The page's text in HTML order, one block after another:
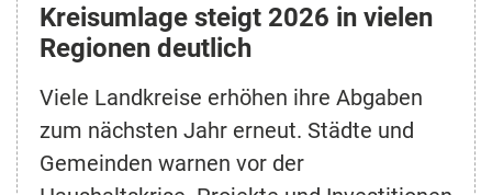
Kreisumlage steigt 2026 in vielen
Regionen deutlich
Viele Landkreise erhöhen ihre Abgaben
zum nächsten Jahr erneut. Städte und
Gemeinden warnen vor der